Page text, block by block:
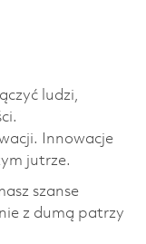
ludzi,
Innowacje
jutrze.
szanse
z dumą patrzy